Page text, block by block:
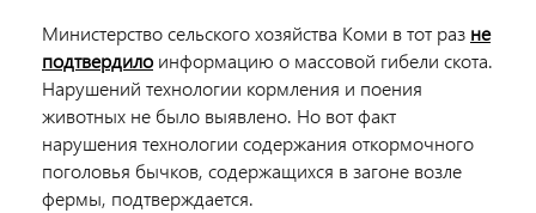
Министерство сельского хозяйства Коми в тот раз не
подтвердило информацию о массовой гибели скота.
Нарушений технологии кормления и поения
животных не было выявлено. Но вот факт
нарушения технологии содержания откормочного
поголовья бычков, содержащихся в загоне возле
фермы, подтверждается.